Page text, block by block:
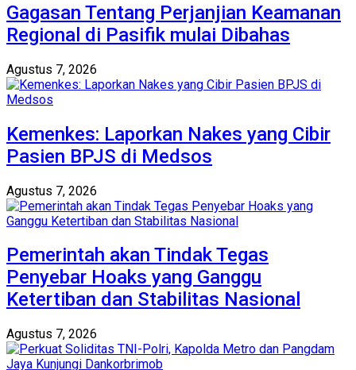
Gagasan Tentang Perjanjian Keamanan
Regional di Pasifik mulai Dibahas
Agustus 7, 2026
Kemenkes: Laporkan Nakes yang Cibir
Pasien BPJS di Medsos
Agustus 7, 2026
Pemerintah akan Tindak Tegas
Penyebar Hoaks yang Ganggu
Ketertiban dan Stabilitas Nasional
Agustus 7, 2026